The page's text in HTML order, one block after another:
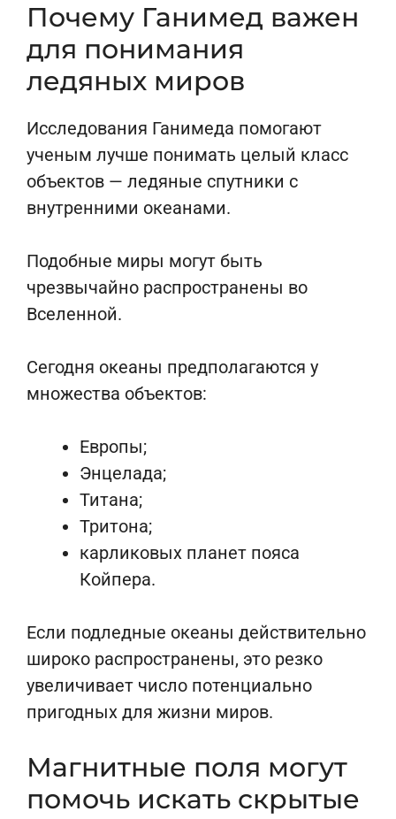
Почему Ганимед важен
для понимания
ледяных миров
Исследования Ганимеда помогают
ученым лучше понимать целый класс
объектов — ледяные спутники с
внутренними океанами.
Подобные миры могут быть
чрезвычайно распространены во
Вселенной.
Сегодня океаны предполагаются у
множества объектов:
Европы;
Энцелада;
Титана;
Тритона;
карликовых планет пояса
Койпера.
Если подледные океаны действительно
широко распространены, это резко
увеличивает число потенциально
пригодных для жизни миров.
Магнитные поля могут
помочь искать скрытые